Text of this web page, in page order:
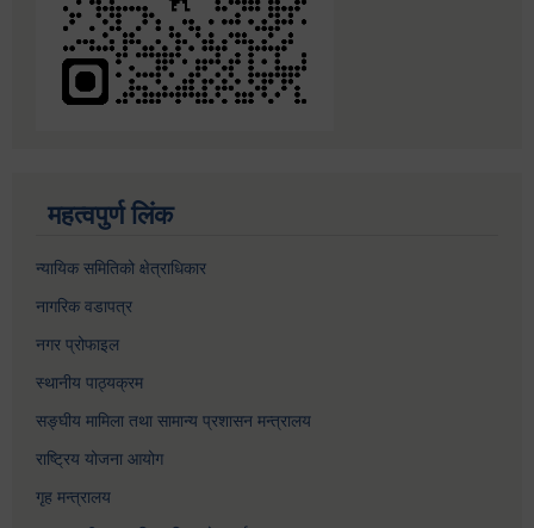
महत्वपुर्ण लिंक
न्यायिक समितिको क्षेत्राधिकार
नागरिक वडापत्र
नगर प्रोफाइल
स्थानीय पाठ्यक्रम
सङ्घीय मामिला तथा सामान्य प्रशासन मन्त्रालय
राष्ट्रिय योजना आयोग
गृह मन्त्रालय